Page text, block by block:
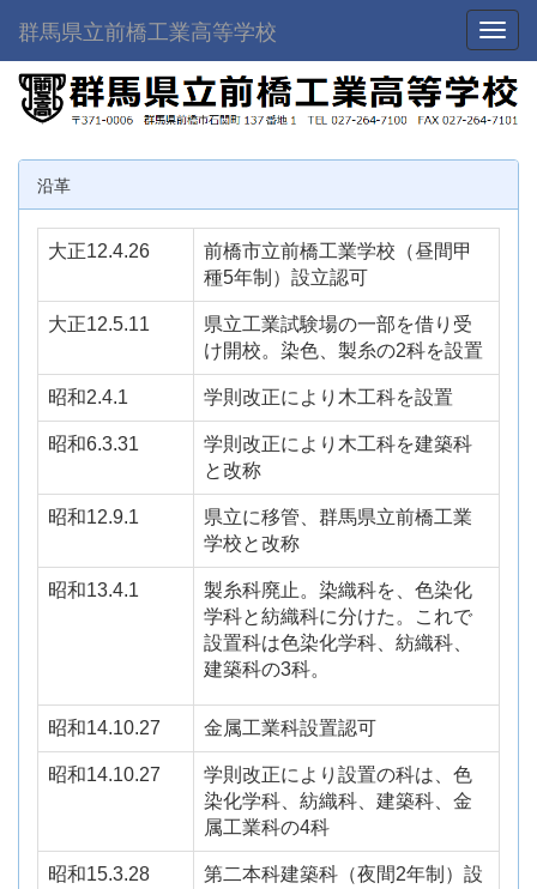
群馬県立前橋工業高等学校
沿革
大正12.4.26
前橋市立前橋工業学校（昼間甲
種5年制）設立認可
大正12.5.11
県立工業試験場の一部を借り受
け開校。染色、製糸の2科を設置
昭和2.4.1 学則改正により木工科を設置
昭和6.3.31
学則改正により木工科を建築科
と改称
昭和12.9.1
県立に移管、群馬県立前橋工業
学校と改称
昭和13.4.1
製糸科廃止。染織科を、色染化
学科と紡織科に分けた。これで
設置科は色染化学科、紡織科、
建築科の3科。
昭和14.10.27 金属工業科設置認可
昭和14.10.27
学則改正により設置の科は、色
染化学科、紡織科、建築科、金
属工業科の4科
昭和15.3.28 第二本科建築科（夜間2年制）設